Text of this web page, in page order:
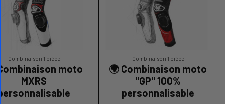
Combinaison 1 pièce
Combinaison moto
MXRS
personnalisable
Combinaison 1 pièce
🌍 Combinaison moto
"GP" 100%
personnalisable